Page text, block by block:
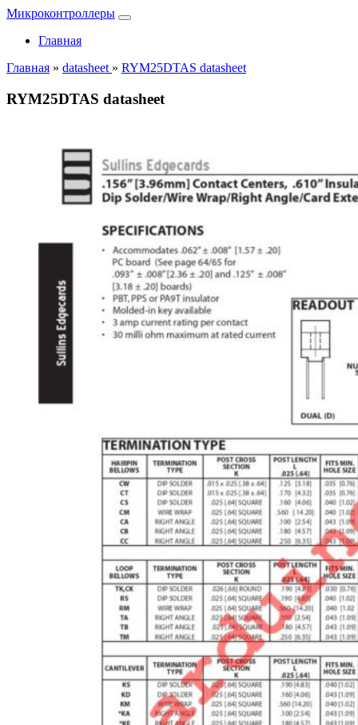
Микроконтроллеры
Главная
Главная » datasheet » RYM25DTAS datasheet
RYM25DTAS datasheet